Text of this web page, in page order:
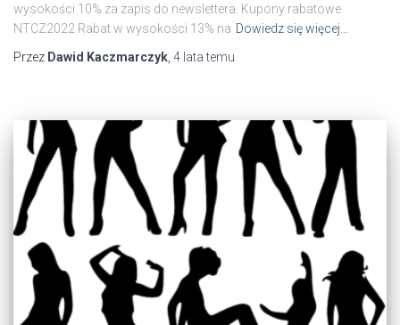
wysokości 10% za zapis do newslettera. Kupony rabatowe
NTCZ2022 Rabat w wysokości 13% na Dowiedz się więcej…
Przez Dawid Kaczmarczyk 4 latatemu